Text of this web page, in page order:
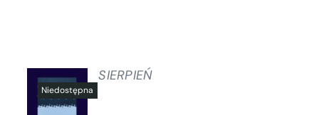
SZCZEGÓŁY
SIERPIEŃ